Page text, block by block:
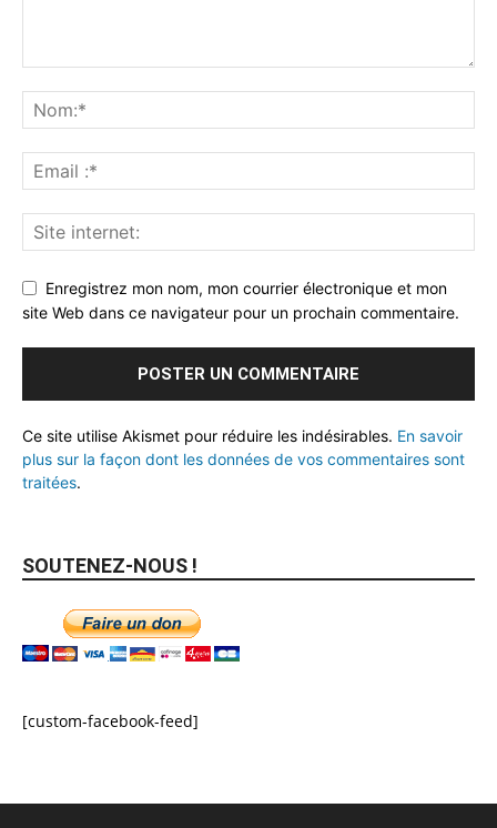
Enregistrez mon nom, mon courrier électronique et mon
site Web dans ce navigateur pour un prochain commentaire.
Ce site utilise Akismet pour réduire les indésirables. En savoir
plus sur la façon dont les données de vos commentaires sont
traitées.
SOUTENEZ-NOUS !
[custom-facebook-feed]